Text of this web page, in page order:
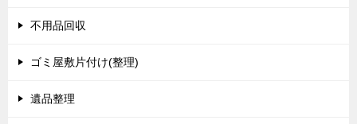
不用品回収
ゴミ屋敷片付け(整理)
遺品整理